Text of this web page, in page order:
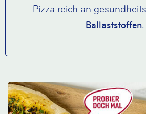
Pizza reich an
Ballaststoffen.